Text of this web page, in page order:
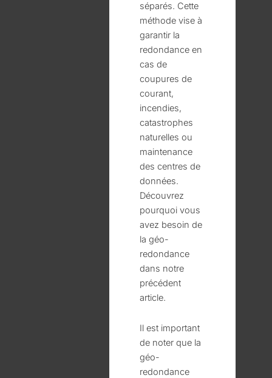
séparés. Cette
méthode vise à
garantir la
redondance en
cas de
coupures de
courant,
incendies,
catastrophes
naturelles ou
maintenance
des centres de
données.
Découvrez
pourquoi vous
avez besoin de
la géo-
redondance
dans notre
précédent
article.
Il est important
de noter que la
géo-
redondance